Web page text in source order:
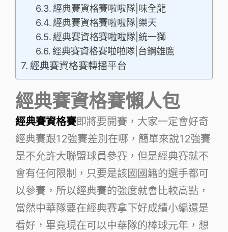
經典賽資格賽啦啦隊|味全龍
經典賽資格賽啦啦隊|樂天
經典賽資格賽啦啦隊|統一獅
經典賽資格賽啦啦隊|台鋼雄鷹
經典賽資格賽轉播平台
經典賽資格賽懶人包
經典賽資格賽即將要開賽，大家一定會好奇
經典賽跟12強賽差別在哪，簡單來說12強賽
是不允許大聯盟球員參賽，但是經典賽就不
會有任何限制，只要是該國國籍的選手都可
以參賽，所以經典賽的強度就會比較高點，
當然中華隊要在經典賽拿下好成績小編還是
看好，畢竟現在可以中華隊的棒球元年，想